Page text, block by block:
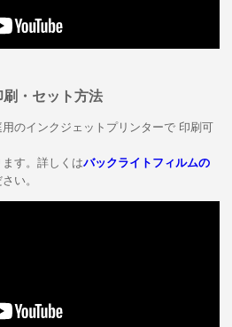
・セット方法
のインクジェットプリンターで 印刷可
す。詳しくはバックライトフィルムの
い。